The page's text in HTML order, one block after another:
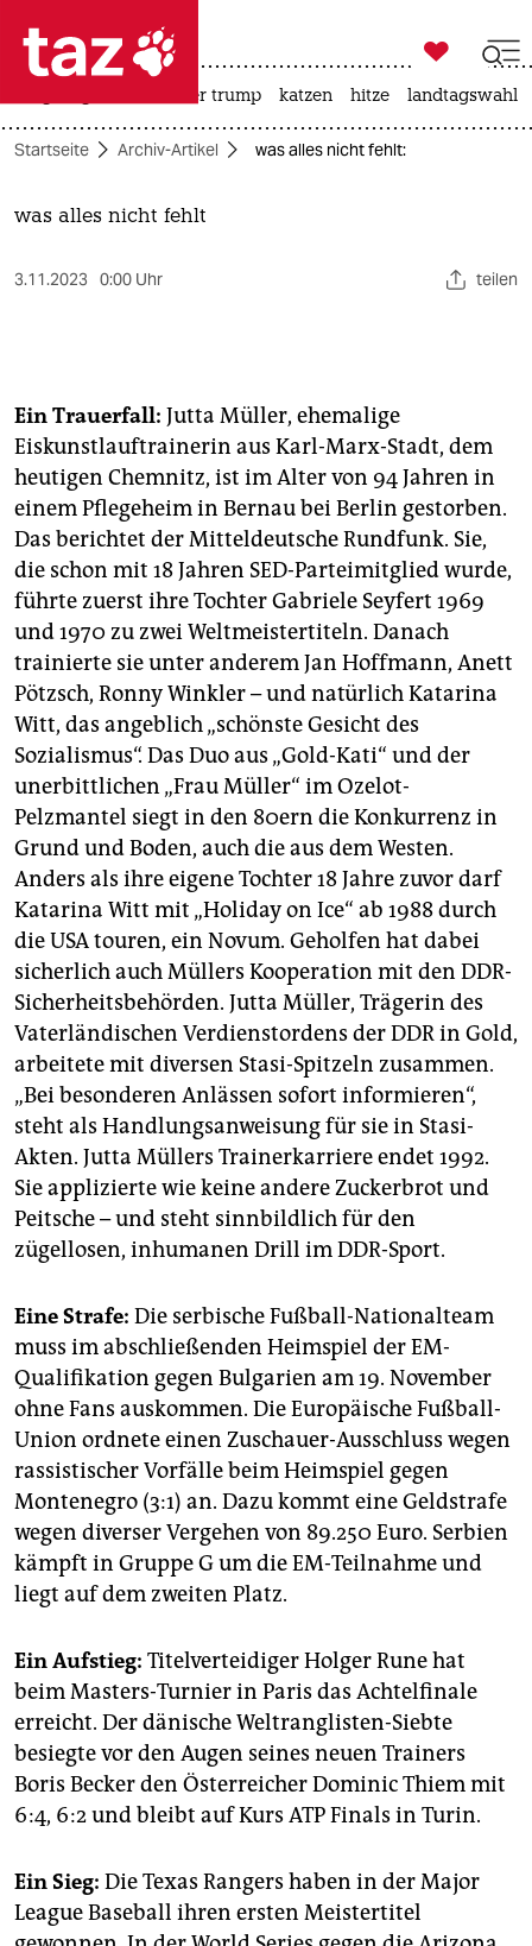
 taz zahl ich
taz zahl ich
themen
politik
kultur
sport
berlin
nord
wahrheit
verlag
verlag
veranstaltungen
shop
fragen & hilfe
unterstützen
abo
genossenschaft
epaper login

taz zahl ich
usa unter trump katzen hitze landtagswahl
Startseite Archiv-Artikel was alles nicht fehlt:
was alles nicht fehlt
3.11.2023 0:00 Uhr teilen
Ein Trauerfall: Jutta Müller, ehemalige
Eiskunstlauftrainerin aus Karl-Marx-Stadt, dem
heutigen Chemnitz, ist im Alter von 94 Jahren in
einem Pflegeheim in Bernau bei Berlin gestorben.
Das berichtet der Mitteldeutsche Rundfunk. Sie,
die schon mit 18 Jahren SED-Parteimitglied wurde,
führte zuerst ihre Tochter Gabriele Seyfert 1969
und 1970 zu zwei Weltmeistertiteln. Danach
trainierte sie unter anderem Jan Hoffmann, Anett
Pötzsch, Ronny Winkler – und natürlich Katarina
Witt, das angeblich „schönste Gesicht des
Sozialismus“. Das Duo aus „Gold-Kati“ und der
unerbittlichen „Frau Müller“ im Ozelot-
Pelzmantel siegt in den 80ern die Konkurrenz in
Grund und Boden, auch die aus dem Westen.
Anders als ihre eigene Tochter 18 Jahre zuvor darf
Katarina Witt mit „Holiday on Ice“ ab 1988 durch
die USA touren, ein Novum. Geholfen hat dabei
sicherlich auch Müllers Kooperation mit den DDR-
Sicherheitsbehörden. Jutta Müller, Trägerin des
Vaterländischen Verdienstordens der DDR in Gold,
arbeitete mit diversen Stasi-Spitzeln zusammen.
„Bei besonderen Anlässen sofort informieren“,
steht als Handlungsanweisung für sie in Stasi-
Akten. Jutta Müllers Trainerkarriere endet 1992.
Sie applizierte wie keine andere Zuckerbrot und
Peitsche – und steht sinnbildlich für den
zügellosen, inhumanen Drill im DDR-Sport.
Eine Strafe: Die serbische Fußball-Nationalteam
muss im abschließenden Heimspiel der EM-
Qualifikation gegen Bulgarien am 19. November
ohne Fans auskommen. Die Europäische Fußball-
Union ordnete einen Zuschauer-Ausschluss wegen
rassistischer Vorfälle beim Heimspiel gegen
Montenegro (3:1) an. Dazu kommt eine Geldstrafe
wegen diverser Vergehen von 89.250 Euro. Serbien
kämpft in Gruppe G um die EM-Teilnahme und
liegt auf dem zweiten Platz.
Ein Aufstieg: Titelverteidiger Holger Rune hat
beim Masters-Turnier in Paris das Achtelfinale
erreicht. Der dänische Weltranglisten-Siebte
besiegte vor den Augen seines neuen Trainers
Boris Becker den Österreicher Dominic Thiem mit
6:4, 6:2 und bleibt auf Kurs ATP Finals in Turin.
Ein Sieg: Die Texas Rangers haben in der Major
League Baseball ihren ersten Meistertitel